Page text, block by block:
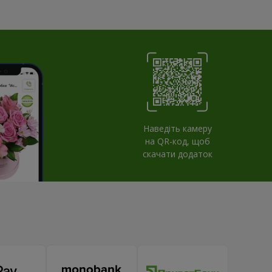
Наведіть камеру
на QR-код, щоб
скачати додаток